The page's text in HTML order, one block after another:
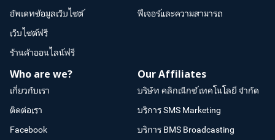
อัพเดทข้อมูลเว็บไซต์
เว็บไซต์ฟรี
ร้านค้าออนไลน์ฟรี
ฟีเจอร์และความสามารถ
Who are we?
เกี่ยวกับเรา
ติดต่อเรา
Facebook
Our Affiliates
บริษัท คลิกเน็กซ์ เทคโนโลยี จำกัด
บริการ SMS Marketing
บริการ BMS Broadcasting